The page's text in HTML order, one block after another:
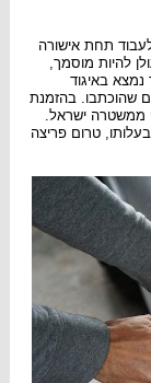
תחת אישורה
להיות מוסמך,
באיגוד
שהוכתבו. בהזמנת
ממשטרה ישראל.
טרום פריצה